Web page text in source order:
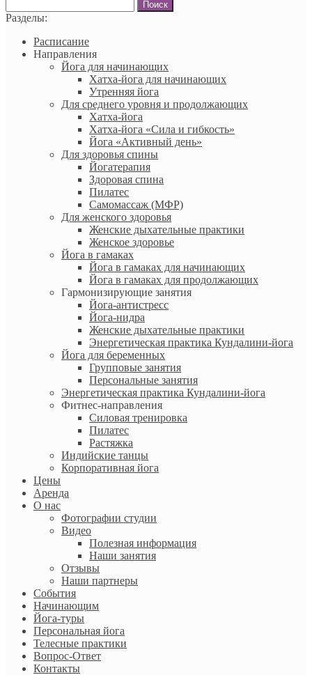
Разделы:
Расписание
Направления
Йога для начинающих
Хатха-йога для начинающих
Утренняя йога
Для среднего уровня и продолжающих
Хатха-йога
Хатха-йога «Сила и гибкость»
Йога «Активный день»
Для здоровья спины
Йогатерапия
Здоровая спина
Пилатес
Самомассаж (МФР)
Для женского здоровья
Женские дыхательные практики
Женское здоровье
Йога в гамаках
Йога в гамаках для начинающих
Йога в гамаках для продолжающих
Гармонизирующие занятия
Йога-антистресс
Йога-нидра
Женские дыхательные практики
Энергетическая практика Кундалини-йога
Йога для беременных
Групповые занятия
Персональные занятия
Энергетическая практика Кундалини-йога
Фитнес-направления
Силовая тренировка
Пилатес
Растяжка
Индийские танцы
Корпоративная йога
Цены
Аренда
О нас
Фотографии студии
Видео
Полезная информация
Наши занятия
Отзывы
Наши партнеры
События
Начинающим
Йога-туры
Персональная йога
Телесные практики
Вопрос-Ответ
Контакты